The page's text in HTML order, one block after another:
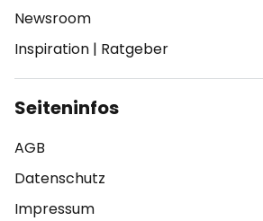
Newsroom
Inspiration | Ratgeber
Seiteninfos
AGB
Datenschutz
Impressum